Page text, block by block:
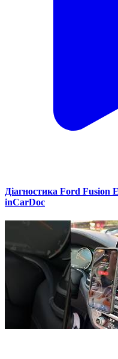
Діагностика Ford Fusion
inCarDoc